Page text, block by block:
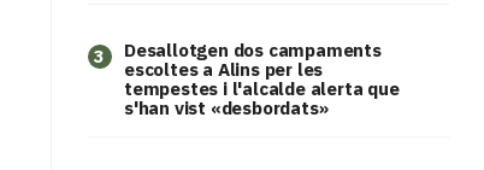
3
​Desallotgen dos campaments
escoltes a Alins per les
tempestes i l'alcalde alerta que
s'han vist «desbordats»